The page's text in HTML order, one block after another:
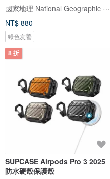
國家地理 National Geographic 3C/手機週邊配件
NT$ 880
綠色友善
8 折
SUPCASE Airpods Pro 3 2025
防水硬殼保護殼